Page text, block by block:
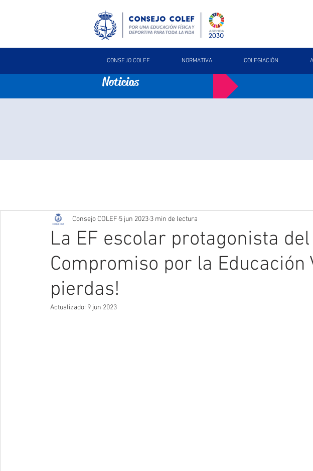
CONSEJO COLEF NORMATIVA COLEGIACIÓN
Noticias
La EF escolar protagonista del
Compromiso por la Educación
pierdas!
Consejo COLEF 5 jun 2023 3 min de lectura
Actualizado: 9 jun 2023